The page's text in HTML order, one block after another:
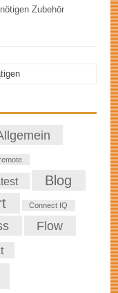
Zubehör
Blog
Connect IQ
Flow